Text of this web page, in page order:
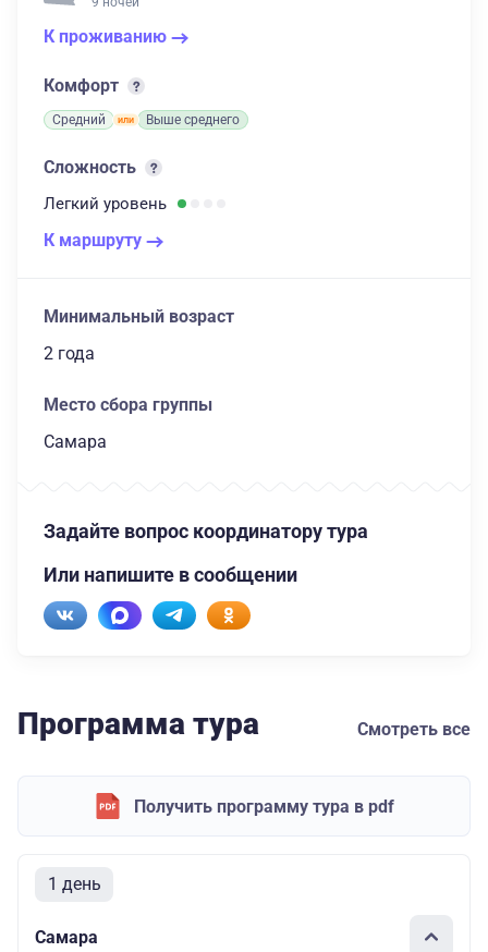
К проживанию
Комфорт
Средний Выше среднего
Сложность
Легкий уровень
К маршруту
Минимальный возраст
2 года
Место сбора группы
Самара
Задайте вопрос координатору тура
Или напишите в сообщении
Программа тура Смотреть все
Получить программу тура в pdf
1 день
Самара